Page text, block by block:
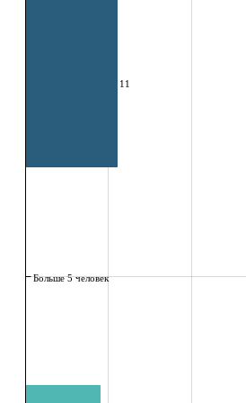
11
Больше 5 человек